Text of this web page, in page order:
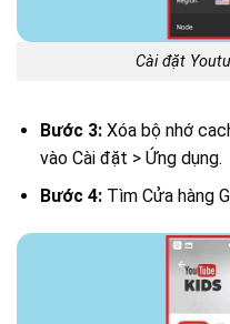
Cài đặt
Bước 3:Xóa bộ nhớ
vào Cài đặt > Ứng dụng.
Bước 4:Tìm Cửa hàng